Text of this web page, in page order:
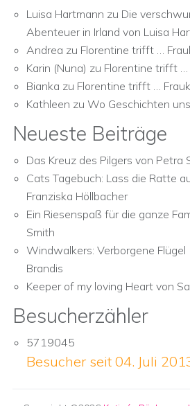
Luisa Hartmann zu Die
Abenteuer in Irland von Luisa
Andrea zu Florentine trifft …
Karin (Nuna) zu Florentine trifft …
Bianka zu Florentine trifft …
Kathleen zu Wo Geschichten
Neueste Beiträge
Das Kreuz des Pilgers von Petra
Cats Tagebuch: Lass die Ratte
Franziska Höllbacher
Ein Riesenspaß für die ganze
Smith
Windwalkers: Verborgene Flügel
Brandis
Keeper of my loving Heart von
Besucherzähler
5719045
Besucher seit 04. Juli